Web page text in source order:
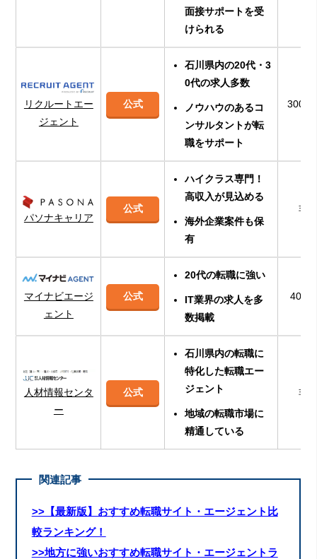
面接サポートを受
けられる
リクルートエー
ジェント
公式
石川県内の20代・3
0代の求人多数
ノウハウのあるコ
ンサルタントが転
職をサポート
3000
パソナキャリア
公式
ハイクラス専門！
高収入が見込める
海外企業案件も保
有
非
マイナビエージ
ェント
公式
20代の転職に強い
IT業界の求人を多
数掲載
400
人材情報センタ
ー
公式
石川県内の転職に
特化した転職エー
ジェント
地域の転職市場に
精通している
非
関連記事
>>【最新版】おすすめ転職サイト・エージェント比
較ランキング！
>>地方に強いおすすめ転職サイト・エージェントラ